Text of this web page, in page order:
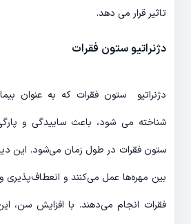
تاثیر قرار می دهد.
دژنراتیو ستون فقرات
دژنراتیو ستون فقرات که به عنوان
شناخته می شود، باعث ساییدگی و
ستون فقرات در طول زمان می‌شود. این
بین مهره‌ها عمل می‌کنند و
فقرات انجام می‌دهند. با افزایش سن،